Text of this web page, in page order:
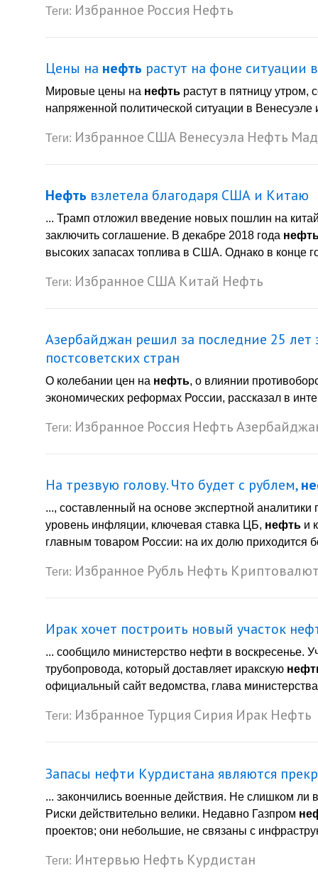
Теги: Избранное Россия Нефть
Цены на нефть растут на фоне ситуации
Мировые цены на нефть растут в пятницу
напряженной политической ситуации в Венесуэле
Теги: Избранное США Венесуэла Нефть
Нефть взлетела благодаря США и Китаю
... Трамп отложил введение новых пошлин на
заключить соглашение. В декабре 2018 года
высоких запасах топлива в США. Однако в конце
Теги: Избранное США Китай Нефть
Азербайджан решил за последние 25
постсоветских стран
О колебании цен на нефть, о влиянии
экономических реформах России, рассказал в
Теги: Избранное Россия Нефть
На трезвую голову. Что будет с рублем,
..., составленный на основе экспертной
уровень инфляции, ключевая ставка ЦБ, нефть и
главным товаром России: на их долю приходится
Теги: Избранное Рубль Нефть
Ирак хочет построить новый участок
... сообщило министерство нефти в воскресенье.
трубопровода, который доставляет иракскую
официальный сайт ведомства, глава
Теги: Избранное Турция Сирия Ирак Нефть
Запасы нефти Курдистана являются
... закончились военные действия. Не слишком ли
Риски действительно велики. Недавно Газпром
проектов; они небольшие, не связаны с
Теги: Интервью Нефть Курдистан